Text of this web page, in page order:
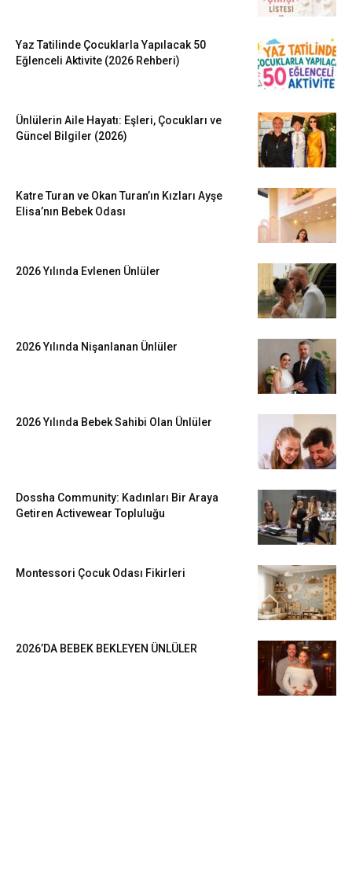
Yaz Tatilinde Çocuklarla Yapılacak 50
Eğlenceli Aktivite (2026 Rehberi)
Ünlülerin Aile Hayatı: Eşleri, Çocukları ve
Güncel Bilgiler (2026)
Katre Turan ve Okan Turan’ın Kızları Ayşe
Elisa’nın Bebek Odası
2026 Yılında Evlenen Ünlüler
2026 Yılında Nişanlanan Ünlüler
2026 Yılında Bebek Sahibi Olan Ünlüler
Dossha Community: Kadınları Bir Araya
Getiren Activewear Topluluğu
Montessori Çocuk Odası Fikirleri
2026’DA BEBEK BEKLEYEN ÜNLÜLER